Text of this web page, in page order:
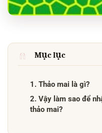
Mục lục
1. Thảo mai là gì?
2. Vậy làm sao để
thảo mai?